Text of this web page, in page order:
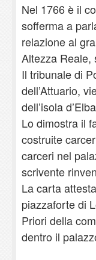
Nel 1766 è il
sofferma a
relazione al
Altezza Reale,
Il tribunale di
dell’Attuario,
dell’isola
Lo dimostra il
costruite
carceri nel
scrivente
La carta
piazzaforte di
Priori della
dentro il